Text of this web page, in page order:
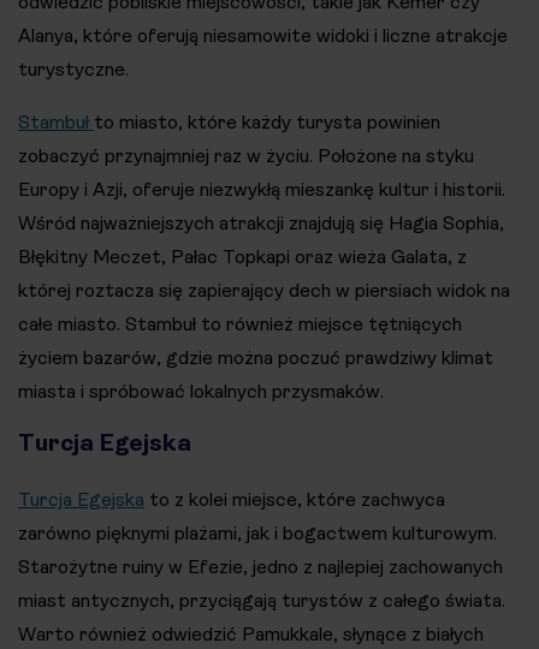
Alanya, które oferują niesamowite widoki i liczne atrakcje
turystyczne​.
Stambuł to miasto, które każdy turysta powinien
zobaczyć przynajmniej raz w życiu. Położone na styku
Europy i Azji, oferuje niezwykłą mieszankę kultur i historii.
Wśród najważniejszych atrakcji znajdują się Hagia Sophia,
Błękitny Meczet, Pałac Topkapi oraz wieża Galata, z
której roztacza się zapierający dech w piersiach widok na
całe miasto. Stambuł to również miejsce tętniących
życiem bazarów, gdzie można poczuć prawdziwy klimat
miasta i spróbować lokalnych przysmaków​.
Turcja Egejska
Turcja Egejska to z kolei miejsce, które zachwyca
zarówno pięknymi plażami, jak i bogactwem kulturowym.
Starożytne ruiny w Efezie, jedno z najlepiej zachowanych
miast antycznych, przyciągają turystów z całego świata.
Warto również odwiedzić Pamukkale, słynące z białych